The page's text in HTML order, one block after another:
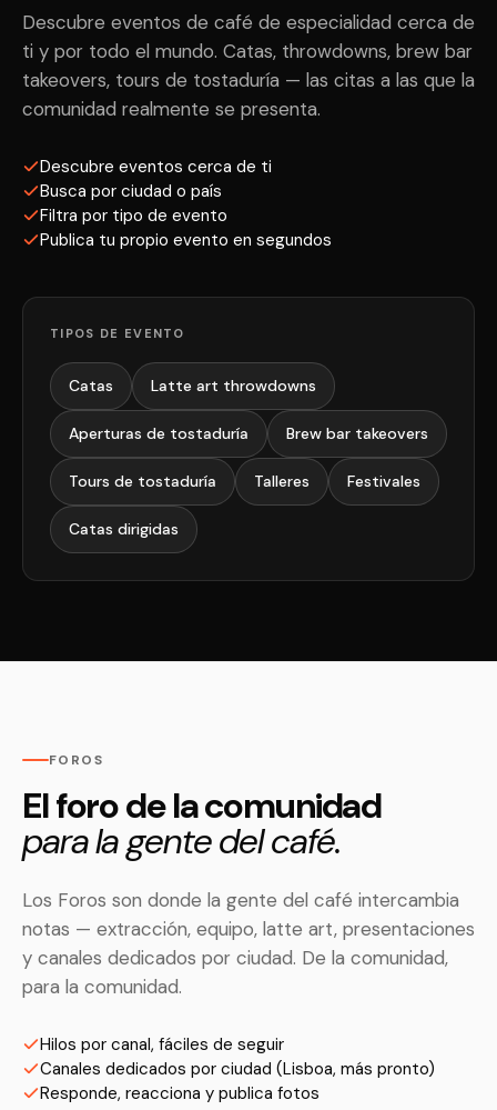
TIPOS DE EVENTO
Catas Latte art throwdowns
Aperturas de tostaduría Brew bar takeovers
Tours de tostaduría Talleres Festivales
Catas dirigidas
Descubre eventos de café de especialidad cerca de
ti y por todo el mundo. Catas, throwdowns, brew bar
takeovers, tours de tostaduría — las citas a las que la
comunidad realmente se presenta.
Descubre eventos cerca de ti
Busca por ciudad o país
Filtra por tipo de evento
Publica tu propio evento en segundos
FOROS
El foro de la comunidad
para la gente del café.
Los Foros son donde la gente del café intercambia
notas — extracción, equipo, latte art, presentaciones
y canales dedicados por ciudad. De la comunidad,
para la comunidad.
Hilos por canal, fáciles de seguir
Canales dedicados por ciudad (Lisboa, más pronto)
Responde, reacciona y publica fotos